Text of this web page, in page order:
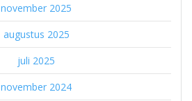
november 2025
augustus 2025
juli 2025
november 2024